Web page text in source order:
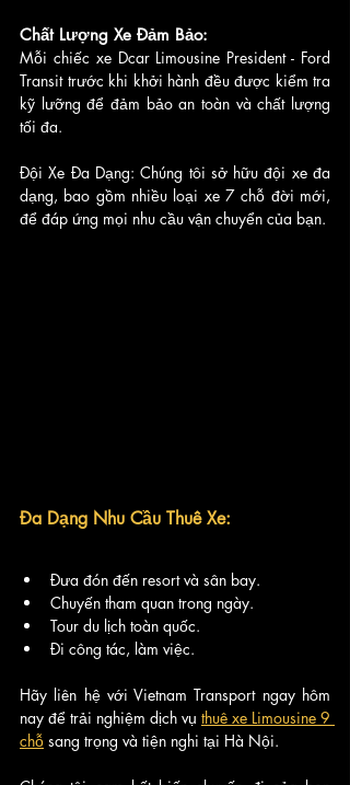
Chất Lượng Xe Đảm Bảo:
Mỗi chiếc xe Dcar Limousine President - Ford
Transit trước khi khởi hành đều được kiểm tra
kỹ lưỡng để đảm bảo an toàn và chất lượng
tối đa.
Đội Xe Đa Dạng: Chúng tôi sở hữu đội xe đa
dạng, bao gồm nhiều loại xe 7 chỗ đời mới,
để đáp ứng mọi nhu cầu vận chuyển của bạn.
Đa Dạng Nhu Cầu Thuê Xe:
Đưa đón đến resort và sân bay.
Chuyến tham quan trong ngày.
Tour du lịch toàn quốc.
Đi công tác, làm việc.
Hãy liên hệ với Vietnam Transport ngay hôm
nay để trải nghiệm dịch vụ thuê xe Limousine 9
chỗ sang trọng và tiện nghi tại Hà Nội.